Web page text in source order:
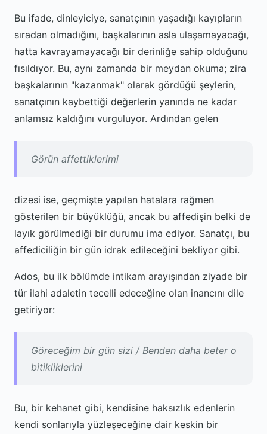
Bu ifade, dinleyiciye, sanatçının yaşadığı kayıpların
sıradan olmadığını, başkalarının asla ulaşamayacağı,
hatta kavrayamayacağı bir derinliğe sahip olduğunu
fısıldıyor. Bu, aynı zamanda bir meydan okuma; zira
başkalarının "kazanmak" olarak gördüğü şeylerin,
sanatçının kaybettiği değerlerin yanında ne kadar
anlamsız kaldığını vurguluyor. Ardından gelen
Görün affettiklerimi
dizesi ise, geçmişte yapılan hatalara rağmen
gösterilen bir büyüklüğü, ancak bu affedişin belki de
layık görülmediği bir durumu ima ediyor. Sanatçı, bu
affediciliğin bir gün idrak edileceğini bekliyor gibi.
Ados, bu ilk bölümde intikam arayışından ziyade bir
tür ilahi adaletin tecelli edeceğine olan inancını dile
getiriyor:
Göreceğim bir gün sizi / Benden daha beter o
bitikliklerini
Bu, bir kehanet gibi, kendisine haksızlık edenlerin
kendi sonlarıyla yüzleşeceğine dair keskin bir